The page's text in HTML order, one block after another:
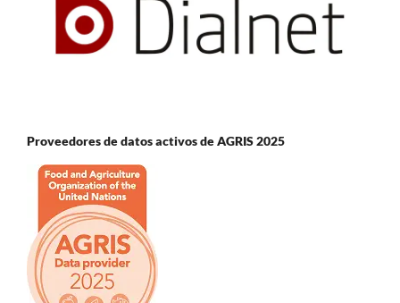
Proveedores de datos activos de AGRIS 2025